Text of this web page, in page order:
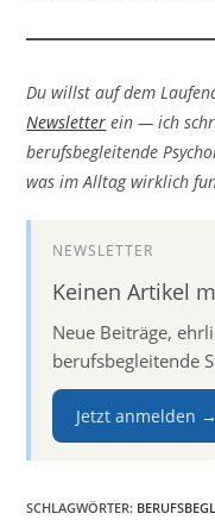
Du willst auf dem
Newsletter ein — ich
berufsbegleitende
was im Alltag wirklich
NEWSLETTER
Keinen Artikel
Neue Beiträge,
berufsbegleitende
Jetzt anmelden →
SCHLAGWÖRTER: